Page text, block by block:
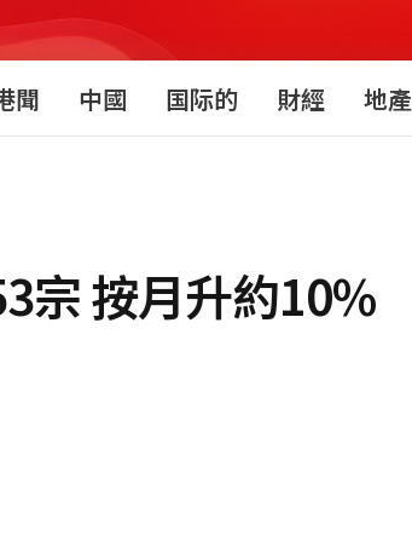
聞 中國 国际的 財經 地產
宗 按月升約10%